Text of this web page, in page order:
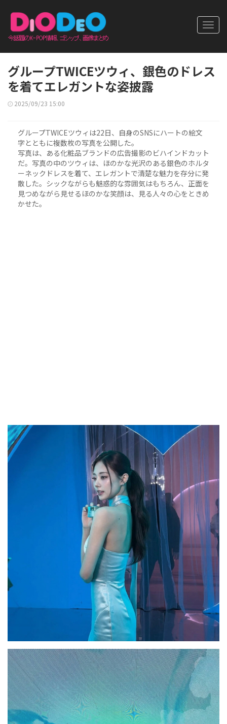
グループTWICEツウィ、銀色のドレス
を着てエレガントな姿披露
2025/09/23 15:00
グループTWICEツウィは22日、自身のSNSにハートの絵文
字とともに複数枚の写真を公開した。
写真は、ある化粧品ブランドの広告撮影のビハインドカット
だ。写真の中のツウィは、ほのかな光沢のある銀色のホルタ
ーネックドレスを着て、エレガントで清楚な魅力を存分に発
散した。シックながらも魅惑的な雰囲気はもちろん、正面を
見つめながら見せるほのかな笑顔は、見る人々の心をときめ
かせた。